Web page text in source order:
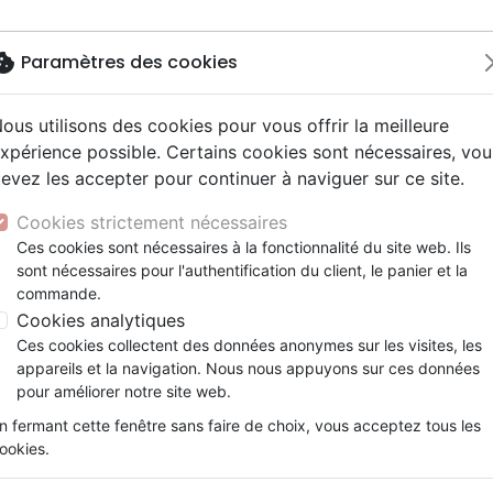
NouveautésBibles
courant
fondamental
Autres versions
Bibles d'étude
Bibles audio
Nouveaux Testaments
Livres
sectes
adoration, louange
Famille, couple
Personne, santé
Ethique, société, politique
Religions
ans
Adolescents, jeunes
Enseignement jeunesse
de fête
Recueils et partitions
reportages
animés
Concerts, spectacles
Willow Tree
Objets cadeaux
Jeux
Fourres de Bible
Découvrir la Bible - L'évangile de Luc
Découvrir la Bible -
Référence
Description
Détails du produit
Cahier A5 avec chaque jour une
façon à être accessible à chacun. Idéal
Bible pas à pas. Conseillé aussi pour
Paramètres des cookies
utilisons des cookies pour vous offrir la meilleure
possible. Certains cookies sont nécessaires,
les accepter pour continuer à naviguer sur ce site.
Cookies strictement nécessaires
Ces cookies sont nécessaires à la fonctionnalité du site web. Ils
sont nécessaires pour l'authentification du client, le panier et la
commande.
Cookies analytiques
Ces cookies collectent des données anonymes sur les visites, les
appareils et la navigation. Nous nous appuyons sur ces données
pour améliorer notre site web.
fermant cette fenêtre sans faire de choix, vous acceptez tous les